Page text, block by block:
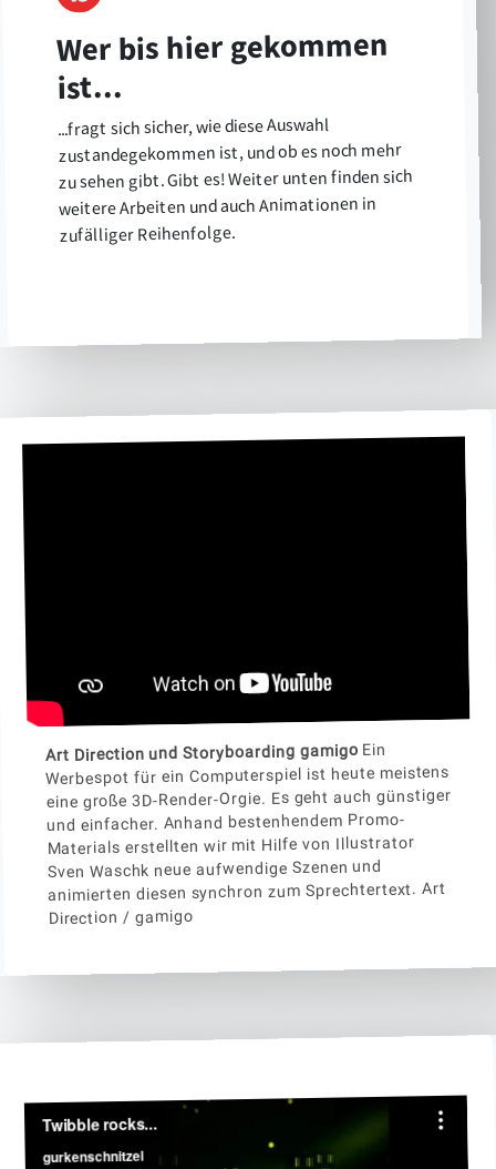
Wer bis hier gekommen
ist...
...fragt sich sicher, wie diese Auswahl
zustandegekommen ist, und ob es noch mehr
zu sehen gibt. Gibt es! Weiter unten finden sich
weitere Arbeiten und auch Animationen in
zufälliger Reihenfolge.
Art Direction und Storyboarding gamigo Ein
Werbespot für ein Computerspiel ist heute meistens
eine große 3D-Render-Orgie. Es geht auch günstiger
und einfacher. Anhand bestenhendem Promo-
Materials erstellten wir mit Hilfe von Illustrator
Sven Waschk neue aufwendige Szenen und
animierten diesen synchron zum Sprechtertext. Art
Direction / gamigo